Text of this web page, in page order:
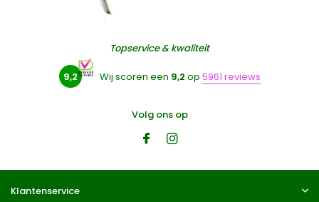
Topservice & kwaliteit
9,2 Wij scoren een 9,2 op 5961 reviews
Volg ons op
Klantenservice